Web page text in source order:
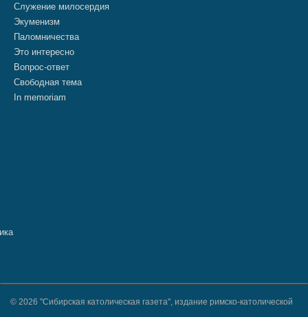
Служение милосердия
Экуменизм
Паломничества
Это интересно
Вопрос-ответ
Свободная тема
In memoriam
© 2026 "Сибирская католическая газета", издание римско-католической